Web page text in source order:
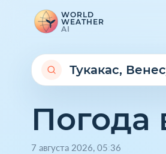
WORLD
WEATHER
AI
Погода
7 августа 2026, 05 36